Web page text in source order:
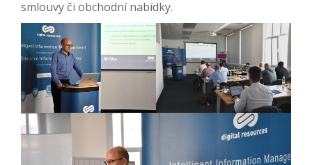
smlouvy či obchodní nabídky.